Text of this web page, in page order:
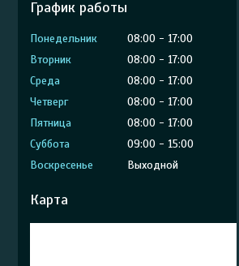
График работы
Понедельник 08:00
17:00
Вторник
08:00
17:00
Среда
08:00
17:00
Четверг
08:00
17:00
Пятница
08:00
17:00
Суббота
09:00
15:00
Воскресенье
Выходной
Карта